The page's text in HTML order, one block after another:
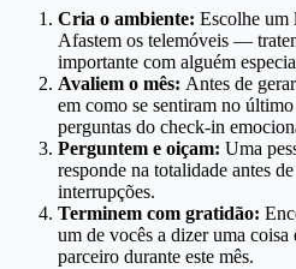
Cria o ambiente: Escolhe um
Afastem os telemóveis —
importante com alguém
Avaliem o mês: Antes de
em como se sentiram no
perguntas do check-in
Perguntem e oiçam: Uma
responde na totalidade antes
interrupções.
Terminem com gratidão:
um de vocês a dizer uma
parceiro durante este mês.